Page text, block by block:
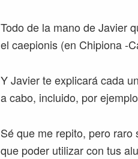
Todo de la mano de Javier
el caepionis (en Chipiona -
Y Javier te explicará cada
a cabo, incluido, por
Sé que me repito, pero
que poder utilizar con tus